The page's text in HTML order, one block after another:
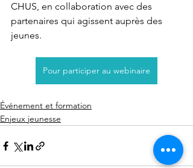
CHUS, en collaboration avec des
partenaires qui agissent auprès des
jeunes.
Pour participer au webinaire
Événement et formation
Enjeux jeunesse